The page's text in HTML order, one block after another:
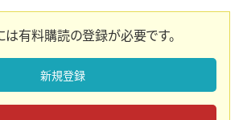
は有料購読の登録が必要です。
新規登録